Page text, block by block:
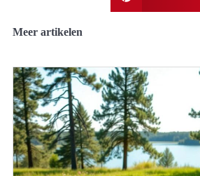
Meer artikelen